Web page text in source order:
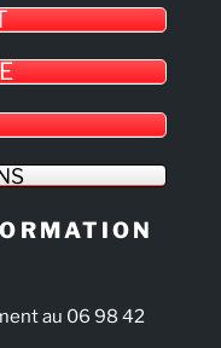
au 06 98 42